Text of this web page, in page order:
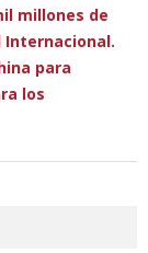
millones de
Internacional.
para
los